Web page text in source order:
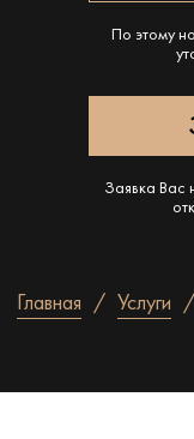
По этому
Заявка Вас
Главная Услуги